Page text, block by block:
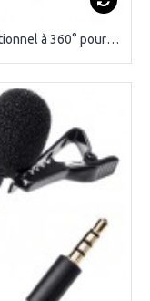
BOYA BY-HM100 Microphone omnidirectionnel à 360° pour interview.